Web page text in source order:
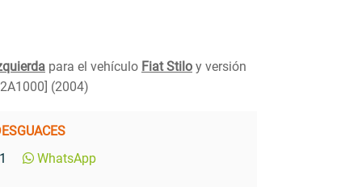
para el vehículo Fiat Stilo y versión
(2004)
WhatsApp